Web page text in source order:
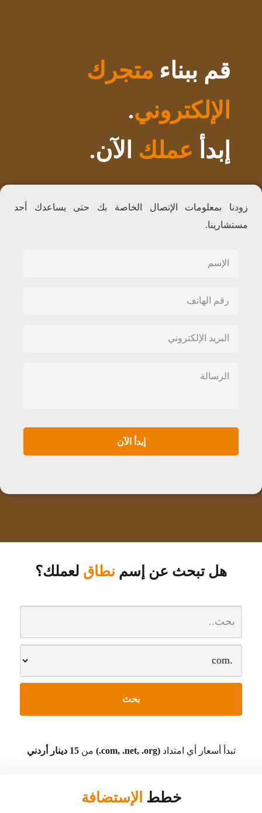
قم ببناء متجرك
الإلكتروني.
إبدأ عملك الآن.
زودنا بمعلومات الإتصال الخاصة بك حتى يساعدك أحد
مستشارينا.
هل تبحث عن إسم نطاق لعملك؟
تبدأ أسعار أي امتداد (com, .net, .org.) من 15 دينار أردني
خطط الإستضافة